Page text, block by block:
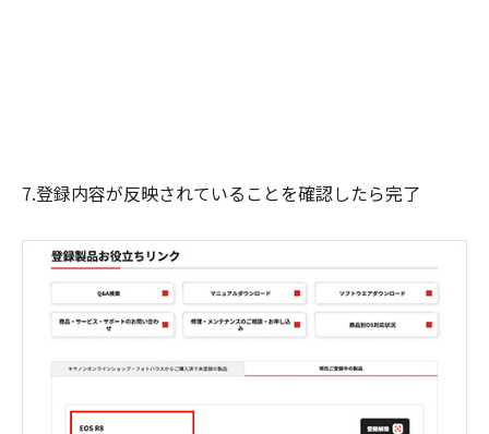
7.登録内容が反映されていることを確認したら完了